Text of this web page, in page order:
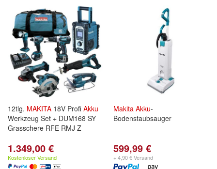
12tlg. MAKITA 18V Profi Akku
Werkzeug Set + DUM168 SY
Grasschere RFE RMJ Z
1.349,00 €
Kostenloser Versand
Makita Akku-
Bodenstaubsauger
599,99 €
+ 4,90 € Versand